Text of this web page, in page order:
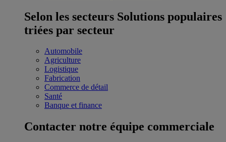
Selon les secteurs Solutions populaires
triées par secteur
Automobile
Agriculture
Logistique
Fabrication
Commerce de détail
Santé
Banque et finance
Contacter notre équipe commerciale